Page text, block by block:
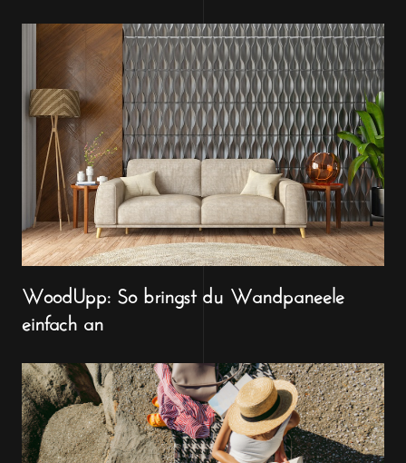
WoodUpp: So bringst du Wandpaneele
einfach an